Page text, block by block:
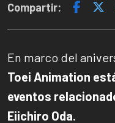
Compartir:
En marco del
Toei Animation
eventos
Eiichiro Oda.